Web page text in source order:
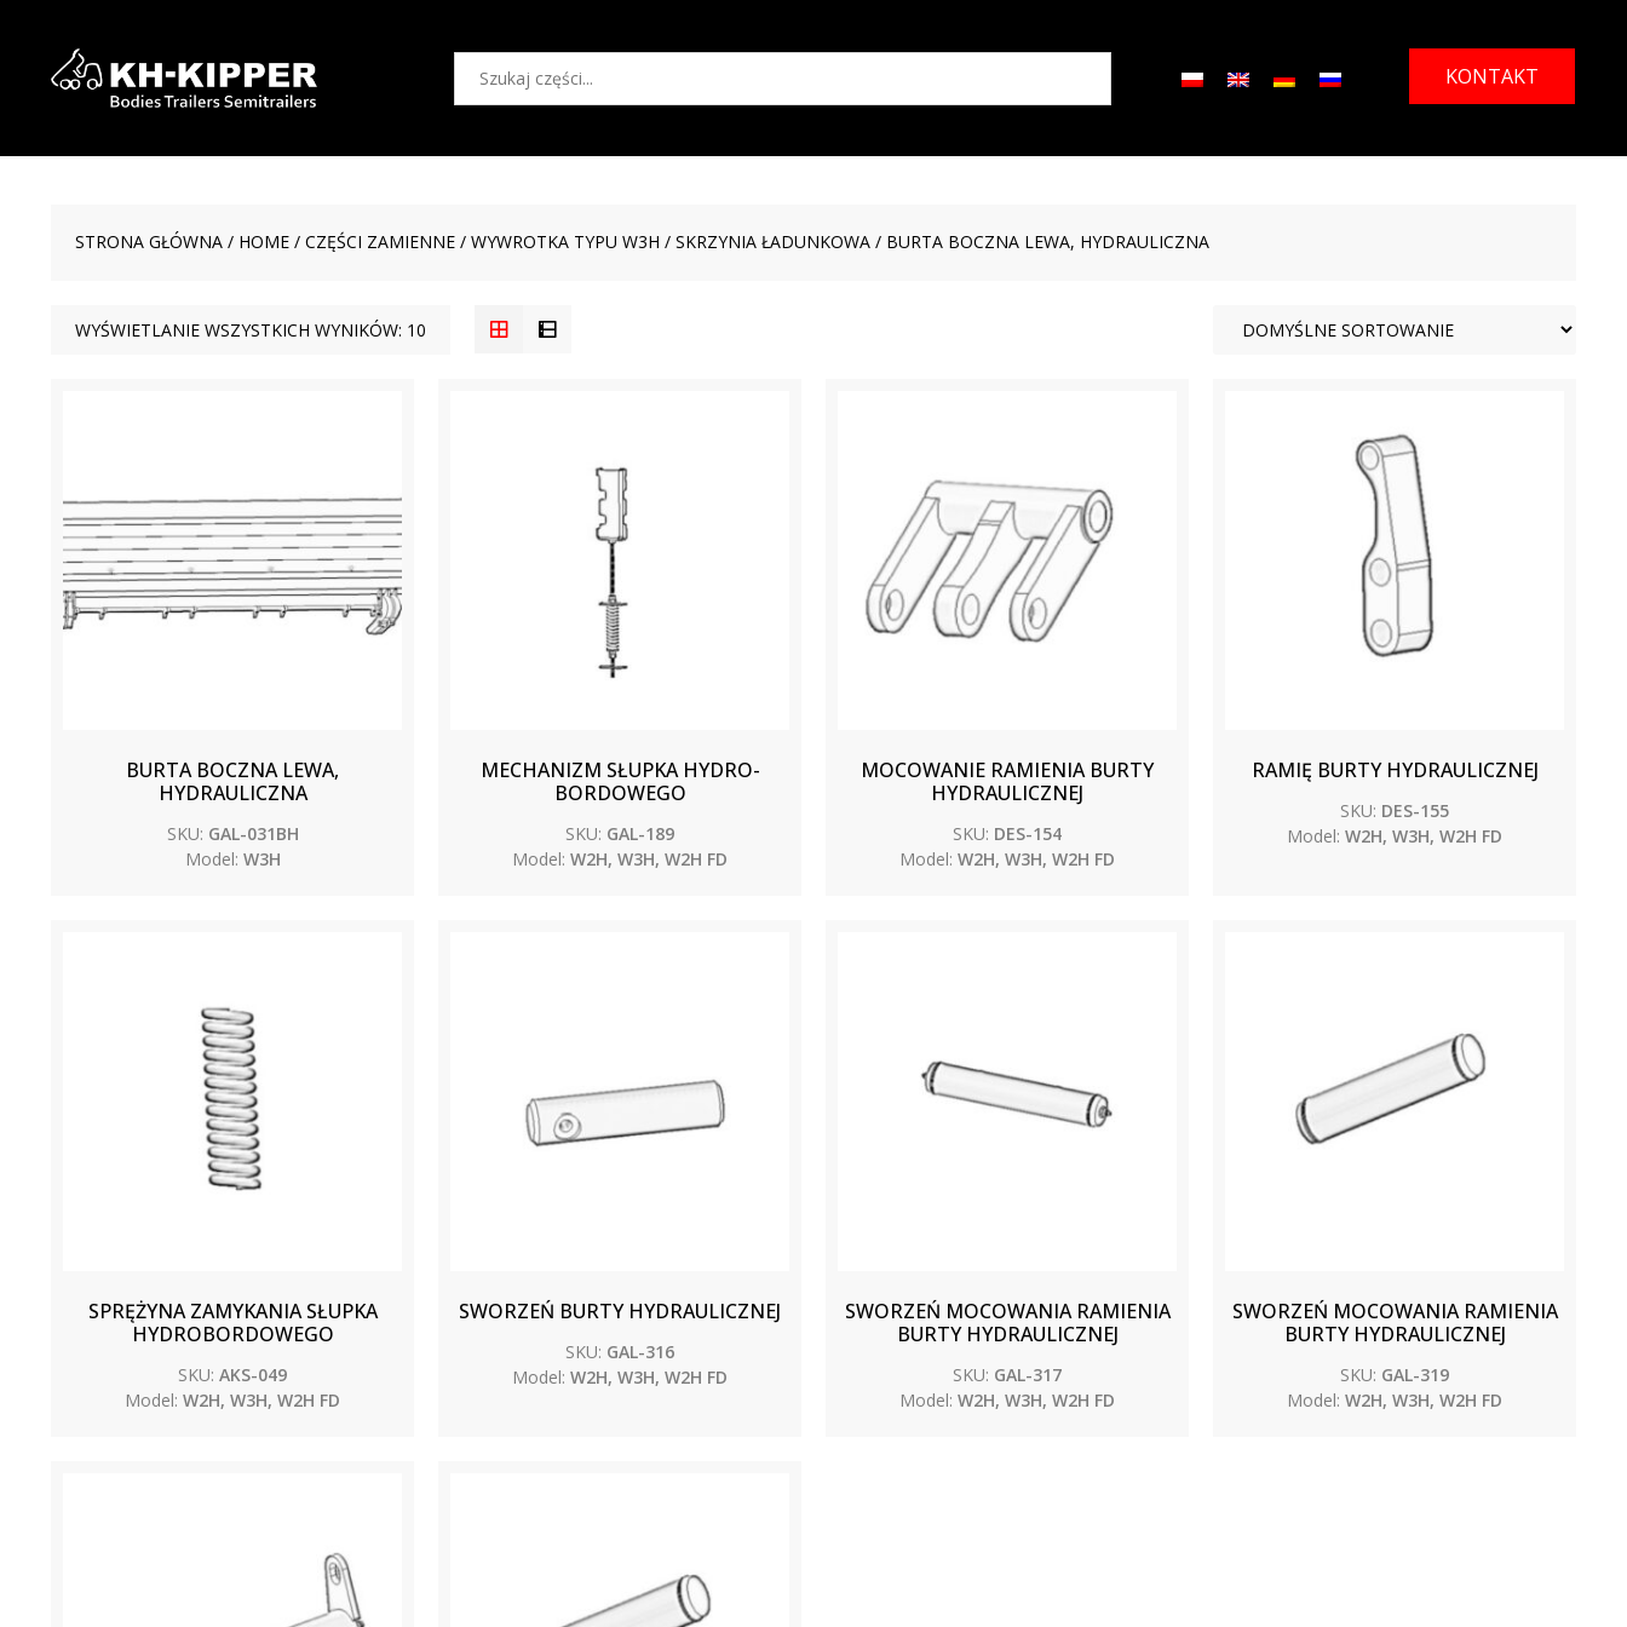
KONTAKT
STRONA GŁÓWNA / HOME / CZĘŚCI ZAMIENNE / WYWROTKA TYPU W3H / SKRZYNIA ŁADUNKOWA / BURTA BOCZNA LEWA, HYDRAULICZNA
WYŚWIETLANIE WSZYSTKICH WYNIKÓW: 10
BURTA BOCZNA LEWA,
HYDRAULICZNA
SKU: GAL-031BH
Model: W3H
MECHANIZM SŁUPKA HYDRO-
BORDOWEGO
SKU: GAL-189
Model: W2H, W3H, W2H FD
MOCOWANIE RAMIENIA BURTY
HYDRAULICZNEJ
SKU: DES-154
Model: W2H, W3H, W2H FD
RAMIĘ BURTY HYDRAULICZNEJ
SKU: DES-155
Model: W2H, W3H, W2H FD
SPRĘŻYNA ZAMYKANIA SŁUPKA
HYDROBORDOWEGO
SKU: AKS-049
Model: W2H, W3H, W2H FD
SWORZEŃ BURTY HYDRAULICZNEJ
SKU: GAL-316
Model: W2H, W3H, W2H FD
SWORZEŃ MOCOWANIA RAMIENIA
BURTY HYDRAULICZNEJ
SKU: GAL-317
Model: W2H, W3H, W2H FD
SWORZEŃ MOCOWANIA RAMIENIA
BURTY HYDRAULICZNEJ
SKU: GAL-319
Model: W2H, W3H, W2H FD